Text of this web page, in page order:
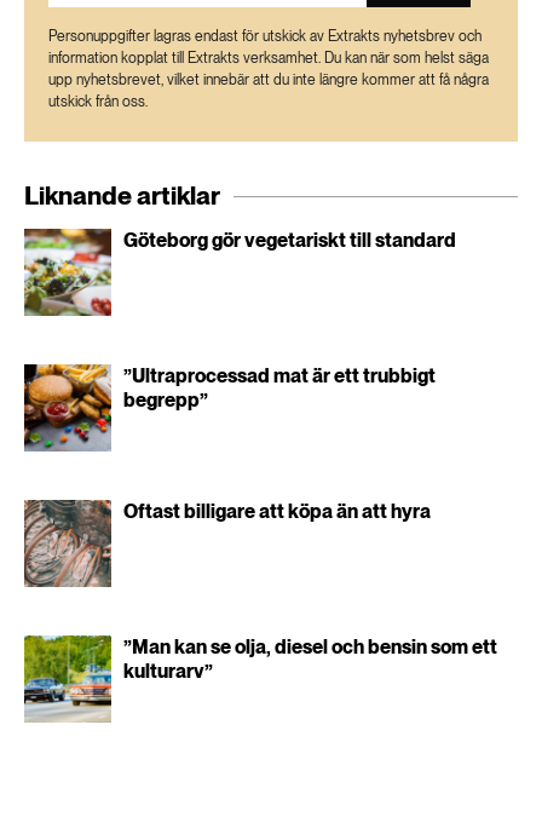
Personuppgifter lagras endast för utskick av Extrakts nyhetsbrev och
information kopplat till Extrakts verksamhet. Du kan när som helst säga
upp nyhetsbrevet, vilket innebär att du inte längre kommer att få några
utskick från oss.
Liknande artiklar
Göteborg gör vegetariskt till standard
”Ultraprocessad mat är ett trubbigt
begrepp”
Oftast billigare att köpa än att hyra
”Man kan se olja, diesel och bensin som ett
kulturarv”